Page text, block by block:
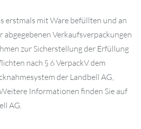
erstmals mit Ware befüllten und an
Verkaufsverpackungen
zur Sicherstellung der Erfüllung
nach § 6 VerpackV dem
der Landbell AG,
Informationen finden Sie auf
AG.